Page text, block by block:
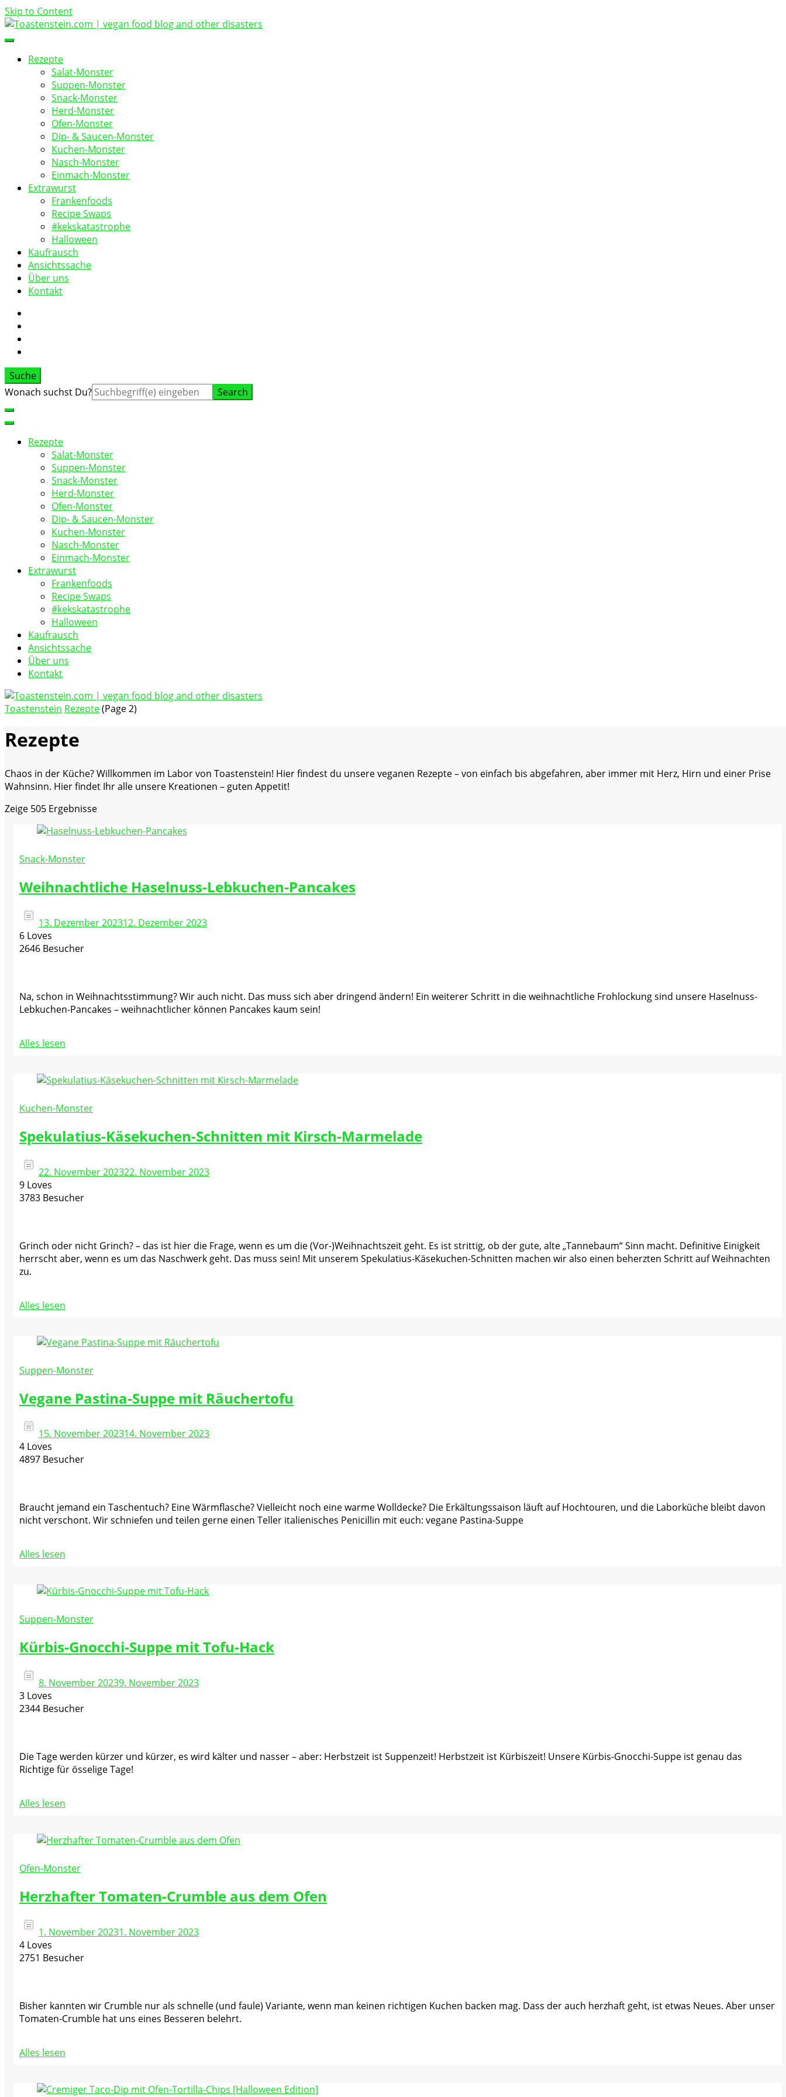
Skip to Content
Toastenstein.com
vegan food blog
Rezepte
Salat-Monster
Suppen-Monster
Snack-Monster
Herd-Monster
Ofen-Monster
Dip- & Saucen-Monster
Kuchen-Monster
Nasch-Monster
Einmach-Monster
Extrawurst
Frankenfoods
Recipe Swaps
#kekskatastrophe
Halloween
Kaufrausch
Ansichtssache
Über uns
Kontakt
Suche
Suche
Wonach suchst Du?
Rezepte
Salat-Monster
Suppen-Monster
Snack-Monster
Herd-Monster
Ofen-Monster
Dip- & Saucen-Monster
Kuchen-Monster
Nasch-Monster
Einmach-Monster
Extrawurst
Frankenfoods
Recipe Swaps
#kekskatastrophe
Halloween
Kaufrausch
Ansichtssache
Über uns
Kontakt
Toastenstein.com
Toastenstein Rezepte(Page 2)
Rezepte
Chaos in der Küche? Willkommen im Labor von Toastenstein! Hier findest du unsere veganen Rezepte – von einfach bis abgefahren, aber immer mit Herz, Hirn und einer Prise
Wahnsinn. Hier findet Ihr alle unsere Kreationen – guten Appetit!
Zeige 505 Ergebnisse
Snack-Monster
Weihnachtliche Haselnuss-Lebkuchen-Pancakes
13. Dezember 202312. Dezember 2023
6 Loves
2646 Besucher
Na, schon in Weihnachtsstimmung? Wir auch nicht. Das muss sich aber dringend ändern! Ein weiterer Schritt in die weihnachtliche Frohlockung sind unsere Haselnuss-
Lebkuchen-Pancakes – weihnachtlicher können Pancakes kaum sein!
Alles lesen
Kuchen-Monster
Spekulatius-Käsekuchen-Schnitten mit Kirsch-Marmelade
22. November 202322. November 2023
9 Loves
3783 Besucher
Grinch oder nicht Grinch? – das ist hier die Frage, wenn es um die (Vor-)Weihnachtszeit geht. Es ist strittig, ob der gute, alte „Tannebaum“ Sinn macht. Definitive Einigkeit
herrscht aber, wenn es um das Naschwerk geht. Das muss sein! Mit unserem Spekulatius-Käsekuchen-Schnitten machen wir also einen beherzten Schritt auf Weihnachten
zu.
Alles lesen
Suppen-Monster
Vegane Pastina-Suppe mit Räuchertofu
15. November 202314. November 2023
4 Loves
4897 Besucher
Braucht jemand ein Taschentuch? Eine Wärmflasche? Vielleicht noch eine warme Wolldecke? Die Erkältungssaison läuft auf Hochtouren, und die Laborküche bleibt davon
nicht verschont. Wir schniefen und teilen gerne einen Teller italienisches Penicillin mit euch: vegane Pastina-Suppe
Alles lesen
Suppen-Monster
Kürbis-Gnocchi-Suppe mit Tofu-Hack
8. November 20239. November 2023
3 Loves
2344 Besucher
Die Tage werden kürzer und kürzer, es wird kälter und nasser – aber: Herbstzeit ist Suppenzeit! Herbstzeit ist Kürbiszeit! Unsere Kürbis-Gnocchi-Suppe ist genau das
Richtige für össelige Tage!
Alles lesen
Ofen-Monster
Herzhafter Tomaten-Crumble aus dem Ofen
1. November 20231. November 2023
4 Loves
2751 Besucher
Bisher kannten wir Crumble nur als schnelle (und faule) Variante, wenn man keinen richtigen Kuchen backen mag. Dass der auch herzhaft geht, ist etwas Neues. Aber unser
Tomaten-Crumble hat uns eines Besseren belehrt.
Alles lesen